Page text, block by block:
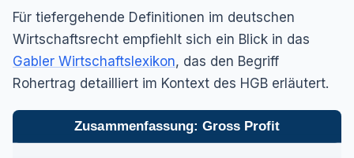
Für tiefergehende Definitionen im deutschen
Wirtschaftsrecht empfiehlt sich ein Blick in das
Gabler Wirtschaftslexikon, das den Begriff
Rohertrag detailliert im Kontext des HGB erläutert.
Zusammenfassung: Gross Profit